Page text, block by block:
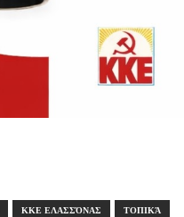
ΚΚΕ ΕΛΑΣΣΌΝΑΣ ΤΟΠΙΚΆ